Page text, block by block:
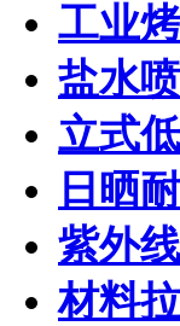
工业
盐水
立式
日晒
紫外
材料